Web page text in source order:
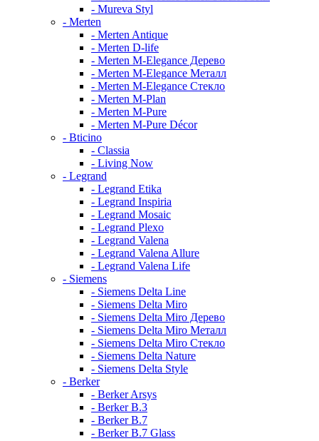
- Mureva Styl
- Merten
- Merten Antique
- Merten D-life
- Merten M-Elegance Дерево
- Merten M-Elegance Металл
- Merten M-Elegance Стекло
- Merten M-Plan
- Merten M-Pure
- Merten M-Pure Décor
- Bticino
- Classia
- Living Now
- Legrand
- Legrand Etika
- Legrand Inspiria
- Legrand Mosaic
- Legrand Plexo
- Legrand Valena
- Legrand Valena Allure
- Legrand Valena Life
- Siemens
- Siemens Delta Line
- Siemens Delta Miro
- Siemens Delta Miro Дерево
- Siemens Delta Miro Металл
- Siemens Delta Miro Стекло
- Siemens Delta Nature
- Siemens Delta Style
- Berker
- Berker Arsys
- Berker B.3
- Berker B.7
- Berker B.7 Glass